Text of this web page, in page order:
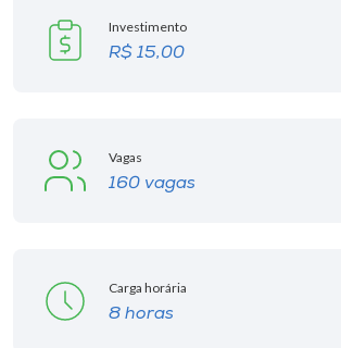
o idioma
Investimento
R$ 15,00
Vagas
160 vagas
Carga horária
8 horas